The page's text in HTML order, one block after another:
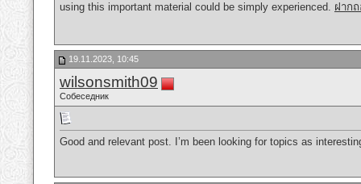
using this important material could be simply experienced. ฝาก
19.11.2023, 10:45
wilsonsmith09
Собеседник
Good and relevant post. I’m been looking for topics as